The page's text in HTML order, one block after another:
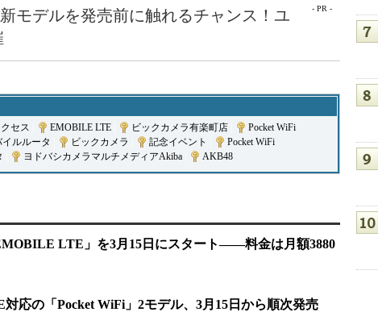
- PR -
モデルを発売前に触れるチャンス！ユ
セス EMOBILE LTE ビックカメラ有楽町店
Pocket WiFi
イルルータ ビックカメラ 記念イベント
Pocket WiFi
ヨドバシカメラマルチメディアAkiba AKB48
LTE」を3月15日にスタート――料金は月額3880
応の「Pocket WiFi」2モデル、3月15日から順次発売